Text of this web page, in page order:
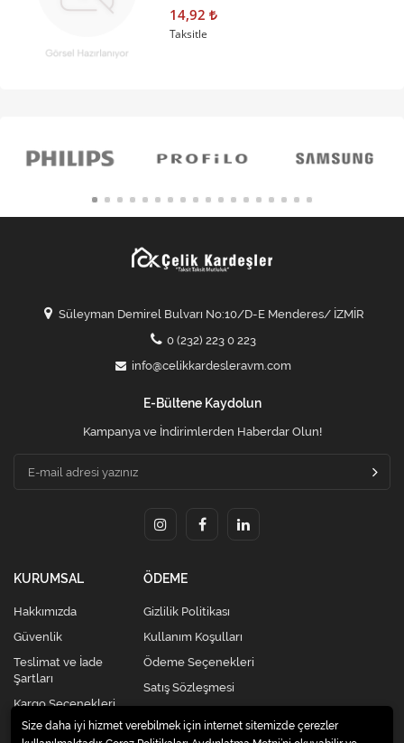
14,92
Taksitle
Süleyman Demirel Bulvarı No:10/D-E Menderes/ İZMİR
0 (232) 223 0 223
info@celikkardesleravm.com
E-Bültene Kaydolun
Kampanya ve İndirimlerden Haberdar Olun!
KURUMSAL
Hakkımızda
Güvenlik
Teslimat ve İade
Şartları
Kargo Seçenekleri
ÖDEME
Gizlilik Politikası
Kullanım Koşulları
Ödeme Seçenekleri
Satış Sözleşmesi
Size daha iyi hizmet verebilmek için internet sitemizde çerezler